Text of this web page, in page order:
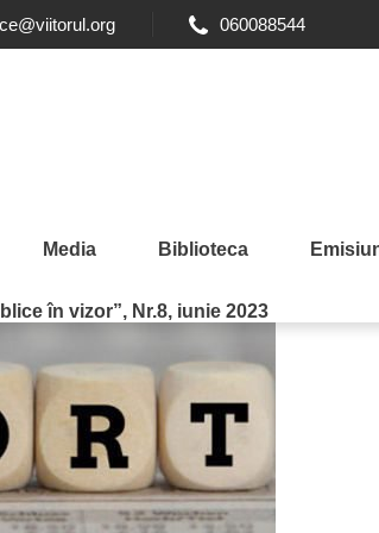
060088544
Media Biblioteca
în vizor”, Nr.8, iunie 2023